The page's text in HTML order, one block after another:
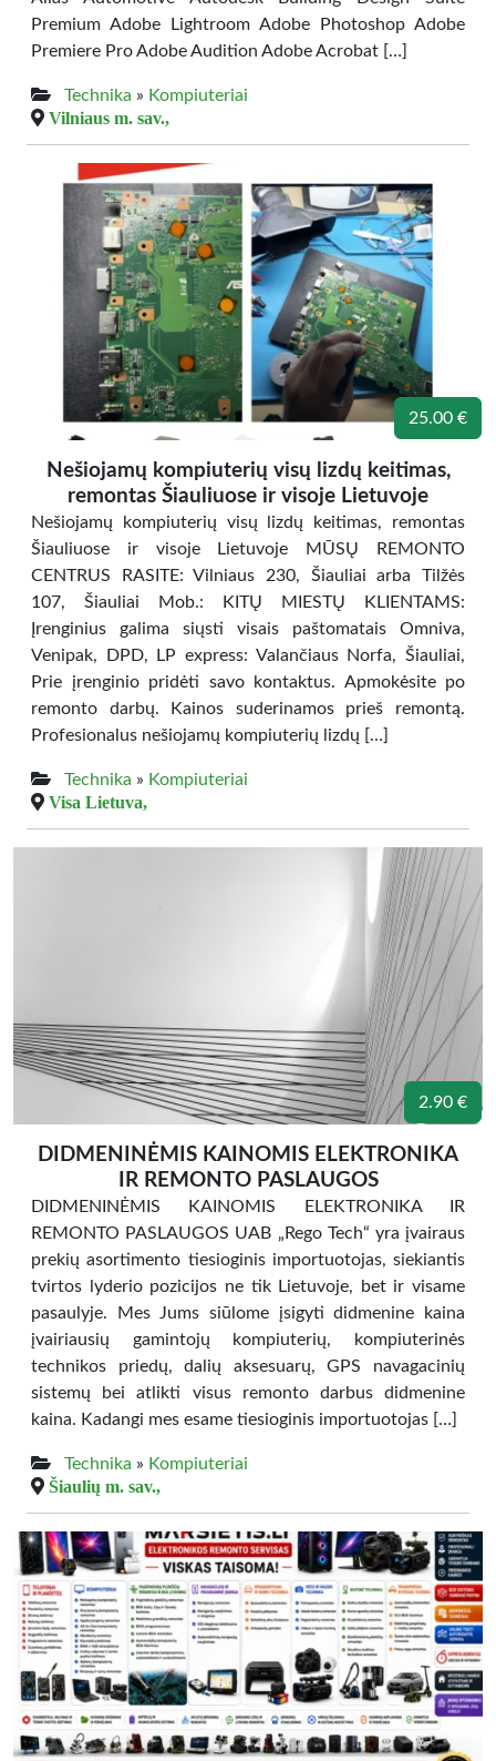
Premium Adobe Lightroom Adobe Photoshop Adobe
Premiere Pro Adobe Audition Adobe Acrobat […]
Technika » Kompiuteriai
Vilniaus m. sav.,
25.00 €
Nešiojamų kompiuterių visų lizdų keitimas,
remontas Šiauliuose ir visoje Lietuvoje
Nešiojamų kompiuterių visų lizdų keitimas, remontas
Šiauliuose ir visoje Lietuvoje MŪSŲ REMONTO
CENTRUS RASITE: Vilniaus 230, Šiauliai arba Tilžės
107, Šiauliai Mob.: KITŲ MIESTŲ KLIENTAMS:
Įrenginius galima siųsti visais paštomatais Omniva,
Venipak, DPD, LP express: Valančiaus Norfa, Šiauliai,
Prie įrenginio pridėti savo kontaktus. Apmokėsite po
remonto darbų. Kainos suderinamos prieš remontą.
Profesionalus nešiojamų kompiuterių lizdų […]
Technika » Kompiuteriai
Visa Lietuva,
2.90 €
DIDMENINĖMIS KAINOMIS ELEKTRONIKA
IR REMONTO PASLAUGOS
DIDMENINĖMIS KAINOMIS ELEKTRONIKA IR
REMONTO PASLAUGOS UAB „Rego Tech“ yra įvairaus
prekių asortimento tiesioginis importuotojas, siekiantis
tvirtos lyderio pozicijos ne tik Lietuvoje, bet ir visame
pasaulyje. Mes Jums siūlome įsigyti didmenine kaina
įvairiausių gamintojų kompiuterių, kompiuterinės
technikos priedų, dalių aksesuarų, GPS navagacinių
sistemų bei atlikti visus remonto darbus didmenine
kaina. Kadangi mes esame tiesioginis importuotojas […]
Technika » Kompiuteriai
Šiaulių m. sav.,